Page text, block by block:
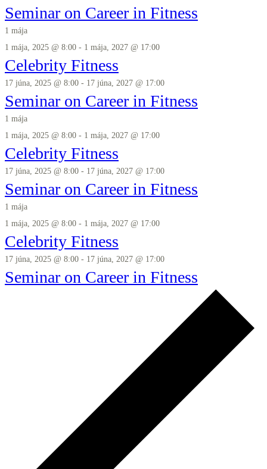
Seminar on Career in Fitness
1 mája
1 mája, 2025 @ 8:00 - 1 mája, 2027 @ 17:00
Celebrity Fitness
17 júna, 2025 @ 8:00 - 17 júna, 2027 @ 17:00
Seminar on Career in Fitness
1 mája
1 mája, 2025 @ 8:00 - 1 mája, 2027 @ 17:00
Celebrity Fitness
17 júna, 2025 @ 8:00 - 17 júna, 2027 @ 17:00
Seminar on Career in Fitness
1 mája
1 mája, 2025 @ 8:00 - 1 mája, 2027 @ 17:00
Celebrity Fitness
17 júna, 2025 @ 8:00 - 17 júna, 2027 @ 17:00
Seminar on Career in Fitness